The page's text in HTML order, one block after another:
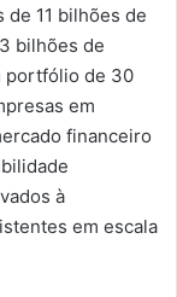
de 11 bilhões de
bilhões de
portfólio de 30
em
financeiro
à
em escala